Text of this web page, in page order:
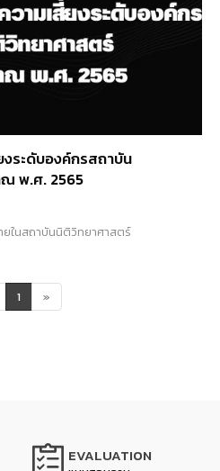
ระดับองค์กรสถาบัน
พ.ศ. 2565
ในสถาบันนิติวิทยาศาสตร์
1 »
EVALUATION